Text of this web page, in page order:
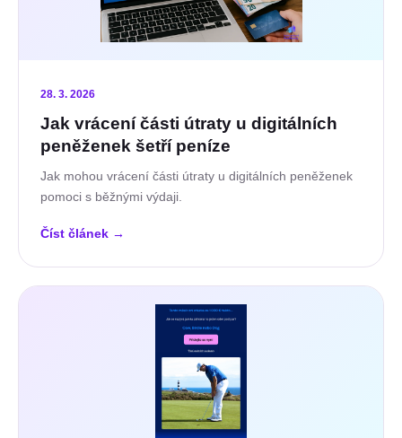
28. 3. 2026
Jak vrácení části útraty u digitálních
peněženek šetří peníze
Jak mohou vrácení části útraty u digitálních peněženek
pomoci s běžnými výdaji.
Číst článek →